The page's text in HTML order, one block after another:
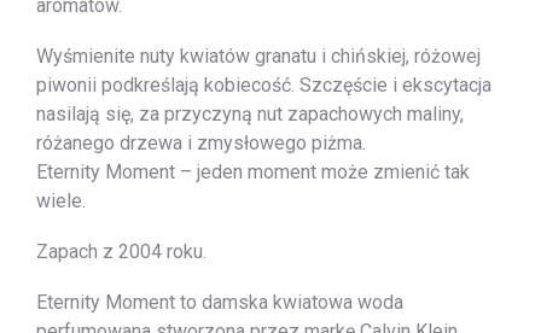
aromatów.
Wyśmienite nuty kwiatów granatu i chińskiej, różowej
piwonii podkreślają kobiecość. Szczęście i ekscytacja
nasilają się, za przyczyną nut zapachowych maliny,
różanego drzewa i zmysłowego piżma.
Eternity Moment – jeden moment może zmienić tak
wiele.
Zapach z 2004 roku.
Eternity Moment to damska kwiatowa woda